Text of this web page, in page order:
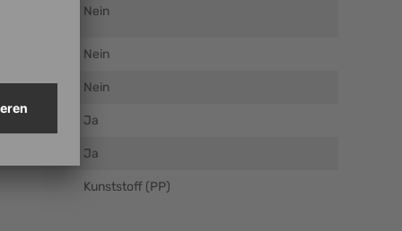
Nein
Nein
Nein
Ja
Ja
Kunststoff (PP)